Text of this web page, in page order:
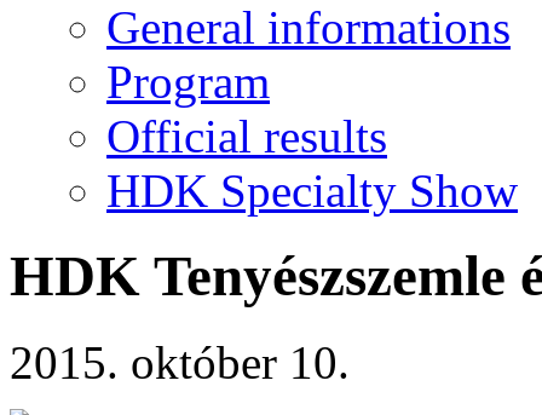
General informations
Program
Official results
HDK Specialty Show
HDK Tenyészszemle
2015. október 10.